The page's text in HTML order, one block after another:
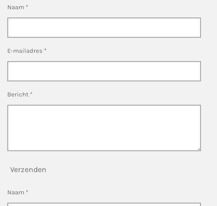
Naam *
E-mailadres *
Bericht *
Verzenden
Naam *